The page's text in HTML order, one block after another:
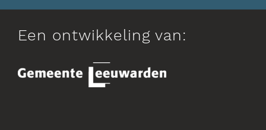
Een ontwikkeling van: